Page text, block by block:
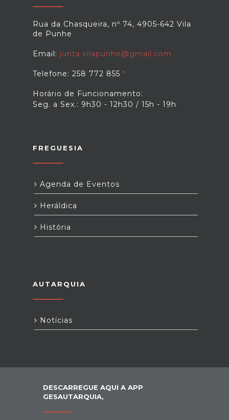
Rua da Chasqueira, nº 74, 4905-642 Vila
de Punhe
Email: junta.vilapunhe@gmail.com
Telefone: 258 772 855
Horário de Funcionamento:
Seg. a Sex.: 9h30 - 12h30 / 15h - 19h
FREGUESIA
Agenda de Eventos
Heráldica
História
AUTARQUIA
Notícias
DESCARREGUE AQUI A APP
GESAUTARQUIA,